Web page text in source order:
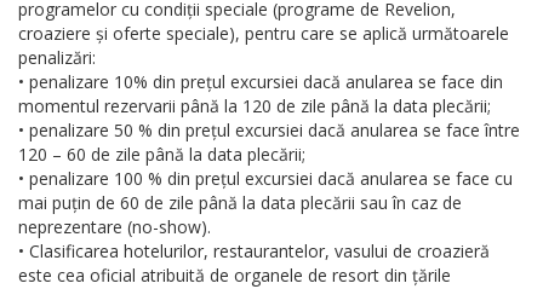
programelor cu condiții speciale (programe de Revelion,
croaziere și oferte speciale), pentru care se aplică următoarele
penalizări:
• penalizare 10% din prețul excursiei dacă anularea se face din
momentul rezervarii până la 120 de zile până la data plecării;
• penalizare 50 % din prețul excursiei dacă anularea se face între
120 – 60 de zile până la data plecării;
• penalizare 100 % din prețul excursiei dacă anularea se face cu
mai puțin de 60 de zile până la data plecării sau în caz de
neprezentare (no-show).
• Clasificarea hotelurilor, restaurantelor, vasului de croazieră
este cea oficial atribuită de organele de resort din țările